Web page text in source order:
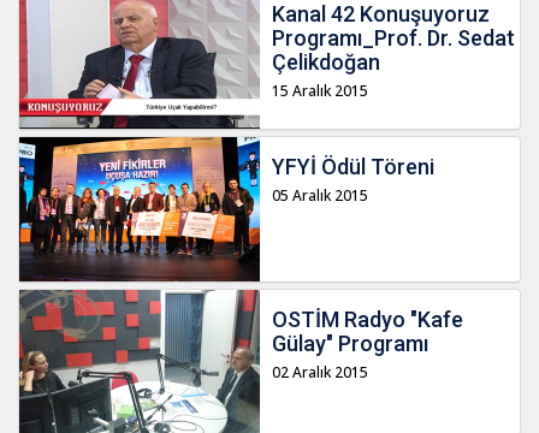
Kanal 42 Konuşuyoruz
Programı_Prof. Dr. Sedat
Çelikdoğan
15 Aralık 2015
YFYİ Ödül Töreni
05 Aralık 2015
OSTİM Radyo "Kafe
Gülay" Programı
02 Aralık 2015